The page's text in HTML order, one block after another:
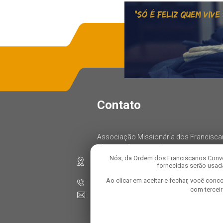
Nós, da Ordem dos Franciscanos
fornecidas serão
Ao clicar em aceitar e fechar, você
com
Contato
Associação Missionária dos
Menores Conventuais
Rua: Oratório, 1458, Parque das
Telefone: 11 4472-8100